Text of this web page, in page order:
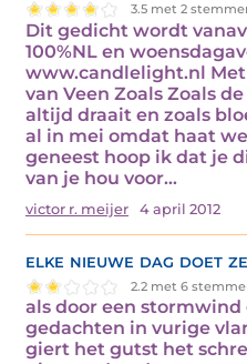
3.5 met 2
Dit gedicht wordt
100%NL en
www.candlelight.nl
van Veen Zoals Zoals
altijd draait en zoals
al in mei omdat haat
geneest hoop ik dat je
van je hou voor…
victor r. meijer 4 april 2012
elke nieuwe dag doet
2.2 met 6
als door een stormwind
gedachten in vurige
giert het gutst het